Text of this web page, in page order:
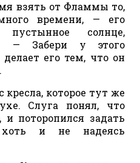
взять от Фламмы то,
времени, — его
пустынное солнце,
— Забери у этого
его тем, что он
кресла, которое тут же
Слуга понял, что
и поторопился задать
хоть и не надеясь